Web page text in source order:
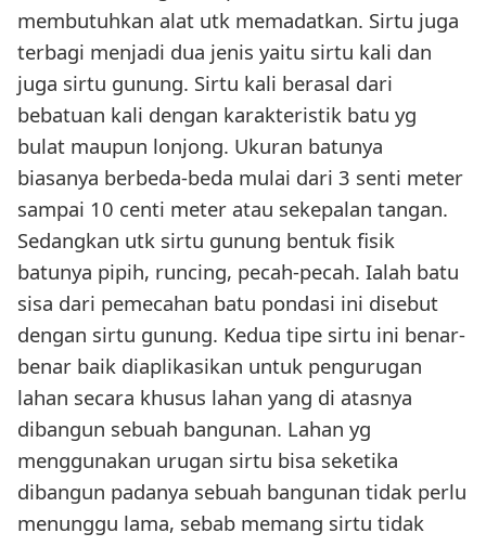
membutuhkan alat utk memadatkan. Sirtu juga
terbagi menjadi dua jenis yaitu sirtu kali dan
juga sirtu gunung. Sirtu kali berasal dari
bebatuan kali dengan karakteristik batu yg
bulat maupun lonjong. Ukuran batunya
biasanya berbeda-beda mulai dari 3 senti meter
sampai 10 centi meter atau sekepalan tangan.
Sedangkan utk sirtu gunung bentuk fisik
batunya pipih, runcing, pecah-pecah. Ialah batu
sisa dari pemecahan batu pondasi ini disebut
dengan sirtu gunung. Kedua tipe sirtu ini benar-
benar baik diaplikasikan untuk pengurugan
lahan secara khusus lahan yang di atasnya
dibangun sebuah bangunan. Lahan yg
menggunakan urugan sirtu bisa seketika
dibangun padanya sebuah bangunan tidak perlu
menunggu lama, sebab memang sirtu tidak